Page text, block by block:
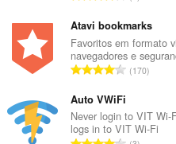
o
t
a
d
e
c
m
e
r
o
o
t
a
Atavi bookmarks
Favoritos em formato
navegadores e
N
m
e
r
170
Auto VWiFi
Never login to VIT
logs in to VIT Wi-Fi